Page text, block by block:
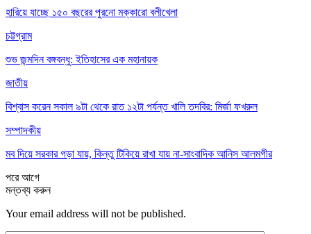
হারিয়ে যাচ্ছে ১৫০ বছরের পুরনো মক্কারো বলীখেলা
চট্টগ্রাম
শুভ জন্মদিন বঙ্গবন্ধু: ইতিহাসের এক মহানায়ক
জাতীয়
বিশ্বাস করেন সকাল ৯টা থেকে রাত ১২টা পর্যন্ত খালি তদবির: মির্জা ফখরুল
সম্পাদকীয়
মব দিয়ে সরকার গড়া যায়, কিন্তু টিকিয়ে রাখা যায় না-সাংবাদিক আনিস আলমগীর
পরেআগে
মন্তব্য করুন
Your email address will not be published.